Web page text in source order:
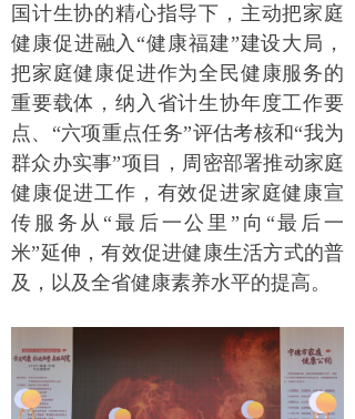
国计生协的精心指导下，主动把家庭
健康促进融入“健康福建”建设大局，
把家庭健康促进作为全民健康服务的
重要载体，纳入省计生协年度工作要
点、“六项重点任务”评估考核和“我为
群众办实事”项目，周密部署推动家庭
健康促进工作，有效促进家庭健康宣
传服务从“最后一公里”向“最后一
米”延伸，有效促进健康生活方式的普
及，以及全省健康素养水平的提高。